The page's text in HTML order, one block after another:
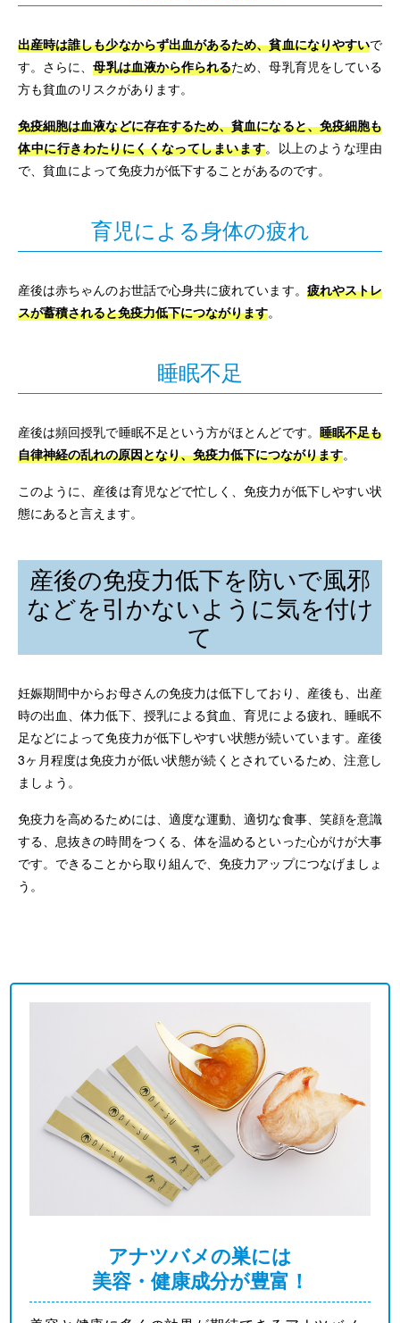
出産時は誰しも少なからず出血があるため、貧血になりやすいで
す。さらに、母乳は血液から作られるため、母乳育児をしている
方も貧血のリスクがあります。
免疫細胞は血液などに存在するため、貧血になると、免疫細胞も
体中に行きわたりにくくなってしまいます。以上のような理由
で、貧血によって免疫力が低下することがあるのです。
育児による身体の疲れ
産後は赤ちゃんのお世話で心身共に疲れています。 疲れやストレ
スが蓄積されると免疫力低下につながります。
睡眠不足
産後は頻回授乳で睡眠不足という方がほとんどです。 睡眠不足も
自律神経の乱れの原因となり、免疫力低下につながります。
このように、産後は育児などで忙しく、免疫力が低下しやすい状
態にあると言えます。
産後の免疫力低下を防いで風邪
などを引かないように気を付け
て
妊娠期間中からお母さんの免疫力は低下しており、産後も、出産
時の出血、体力低下、授乳による貧血、育児による疲れ、睡眠不
足などによって免疫力が低下しやすい状態が続いています。産後
3ヶ月程度は免疫力が低い状態が続くとされているため、注意し
ましょう。
免疫力を高めるためには、適度な運動、適切な食事、笑顔を意識
する、息抜きの時間をつくる、体を温めるといった心がけが大事
です。できることから取り組んで、免疫力アップにつなげましょ
う。
アナツバメの巣には
美容・健康成分が豊富！